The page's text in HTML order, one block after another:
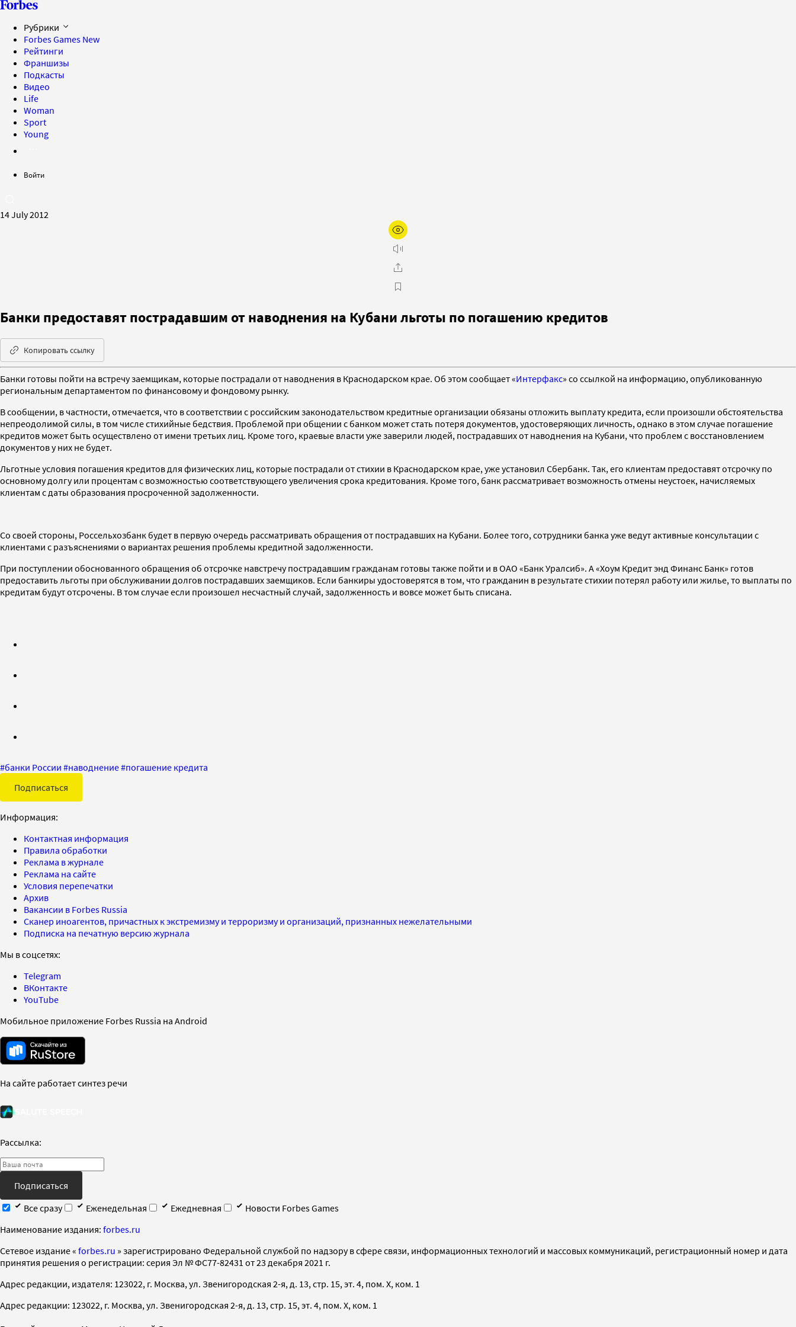
Рубрики
Forbes Games New
Рейтинги
Франшизы
Подкасты
Видео
Life
Woman
Sport
Young
Войти
14 July 2012
Банки предоставят пострадавшим от наводнения на Кубани льготы по погашению кредитов
Копировать ссылку
Банки готовы пойти на встречу заемщикам, которые пострадали от наводнения в Краснодарском крае. Об этом сообщает «Интерфакс» со ссылкой на информацию, опубликованную
региональным департаментом по финансовому и фондовому рынку.
В сообщении, в частности, отмечается, что в соответствии с российским законодательством кредитные организации обязаны отложить выплату кредита, если произошли обстоятельства
непреодолимой силы, в том числе стихийные бедствия. Проблемой при общении с банком может стать потеря документов, удостоверяющих личность, однако в этом случае погашение
кредитов может быть осуществлено от имени третьих лиц. Кроме того, краевые власти уже заверили людей, пострадавших от наводнения на Кубани, что проблем с восстановлением
документов у них не будет.
Льготные условия погашения кредитов для физических лиц, которые пострадали от стихии в Краснодарском крае, уже установил Сбербанк. Так, его клиентам предоставят отсрочку по
основному долгу или процентам с возможностью соответствующего увеличения срока кредитования. Кроме того, банк рассматривает возможность отмены неустоек, начисляемых
клиентам с даты образования просроченной задолженности.
Со своей стороны, Россельхозбанк будет в первую очередь рассматривать обращения от пострадавших на Кубани. Более того, сотрудники банка уже ведут активные консультации с
клиентами с разъяснениями о вариантах решения проблемы кредитной задолженности.
При поступлении обоснованного обращения об отсрочке навстречу пострадавшим гражданам готовы также пойти и в ОАО «Банк Уралсиб». А «Хоум Кредит энд Финанс Банк» готов
предоставить льготы при обслуживании долгов пострадавших заемщиков. Если банкиры удостоверятся в том, что гражданин в результате стихии потерял работу или жилье, то выплаты по
кредитам будут отсрочены. В том случае если произошел несчастный случай, задолженность и вовсе может быть списана.
#банки России #наводнение#погашение кредита
Подписаться
Информация:
Контактная информация
Правила обработки
Реклама в журнале
Реклама на сайте
Условия перепечатки
Архив
Вакансии в Forbes Russia
Сканер иноагентов, причастных к экстремизму и терроризму и организаций, признанных нежелательными
Подписка на печатную версию журнала
Мы в соцсетях:
Telegram
ВКонтакте
YouTube
Мобильное приложение Forbes Russia на Android
На сайте работает синтез речи
Рассылка:
Подписаться
Все сразу
Еженедельная Ежедневная
Новости Forbes Games
Наименование издания: forbes.ru
Cетевое издание « forbes.ru » зарегистрировано Федеральной службой по надзору в сфере связи, информационных технологий и массовых коммуникаций, регистрационный номер и дата
принятия решения о регистрации: серия Эл № ФС77-82431 от 23 декабря 2021 г.
Адрес редакции, издателя: 123022, г. Москва, ул. Звенигородская 2-я, д. 13, стр. 15, эт. 4, пом. X, ком. 1
Адрес редакции: 123022, г. Москва, ул. Звенигородская 2-я, д. 13, стр. 15, эт. 4, пом. X, ком. 1